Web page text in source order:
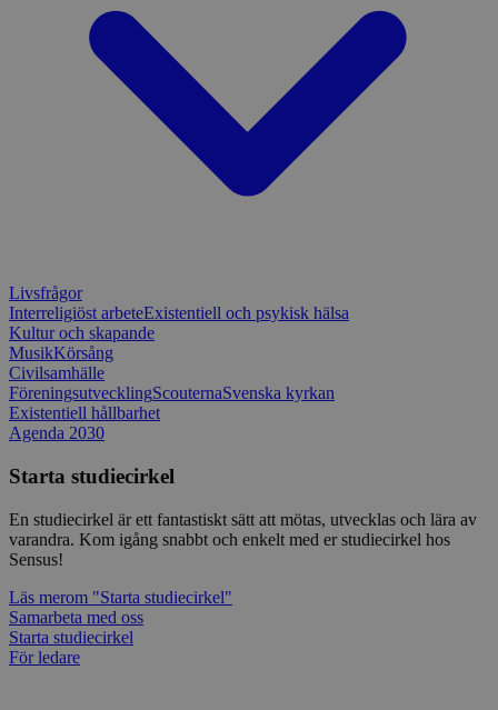
Livsfrågor
Interreligiöst arbeteExistentiell och psykisk hälsa
Kultur och skapande
MusikKörsång
Civilsamhälle
FöreningsutvecklingScouternaSvenska kyrkan
Existentiell hållbarhet
Agenda 2030
Starta studiecirkel
En studiecirkel är ett fantastiskt sätt att mötas, utvecklas och lära av
varandra. Kom igång snabbt och enkelt med er studiecirkel hos
Sensus!
Läs merom "Starta studiecirkel"
Samarbeta med oss
Starta studiecirkel
För ledare